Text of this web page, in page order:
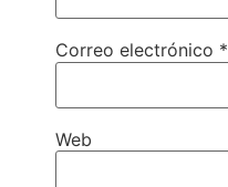
Correo electrónico *
Web